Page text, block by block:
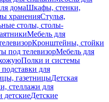
домаШкафы, стенки,
храненияСтулья,
столы, столы-
Мебель для
Кронштейны, стойки
под телевизорМебель для
Полки и системы
для
газетницыДетская
стеллажи для
детскиеДетские